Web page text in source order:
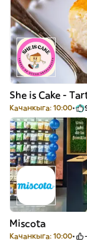
She is Cake -
Качанкыга: 10:00
Miscota
Качанкыга: 10:00